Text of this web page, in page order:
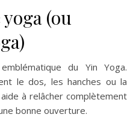
(ou
du Yin Yoga.
le dos, les hanches ou la
à relâcher complètement
bonne ouverture.